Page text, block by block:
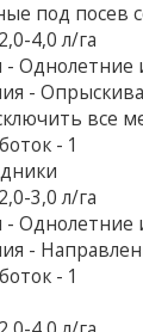
под посев
4,0 л/га
-
-
все
- 1
3,0 л/га
-
-
- 1